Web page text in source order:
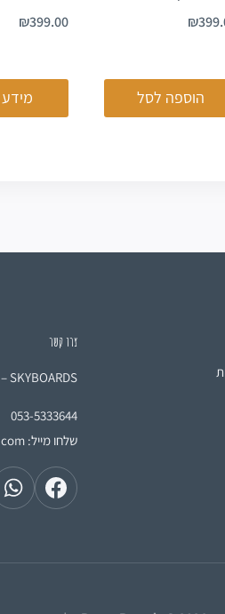
₪
הוספה לסל
₪399.00
צרו קשר
SKYBOARDS – סקייבורדס ישראל
053-5333644
שלחו מייל: